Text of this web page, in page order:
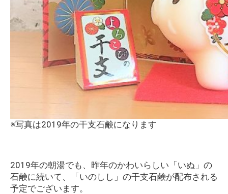
※写真は2019年の干支石鹸になります
2019年の朝湯でも、昨年のかわいらしい「いぬ」の
石鹸に続いて、「いのしし」の干支石鹸が配布される
予定でございます。